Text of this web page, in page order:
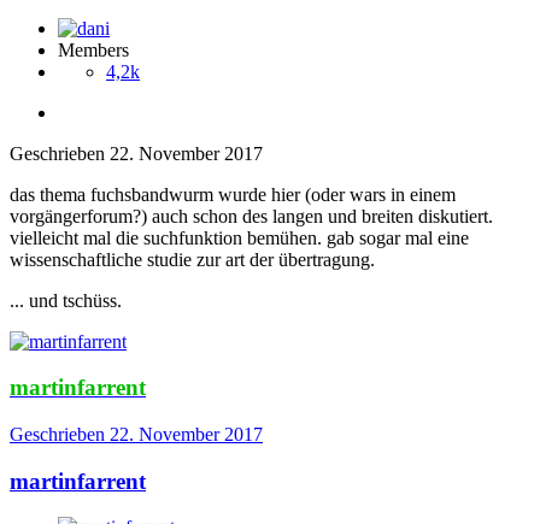
Members
4,2k
Geschrieben 22. November 2017
das thema fuchsbandwurm wurde hier (oder wars in einem
vorgängerforum?) auch schon des langen und breiten diskutiert.
vielleicht mal die suchfunktion bemühen. gab sogar mal eine
wissenschaftliche studie zur art der übertragung.
... und tschüss.
martinfarrent
Geschrieben 22. November 2017
martinfarrent